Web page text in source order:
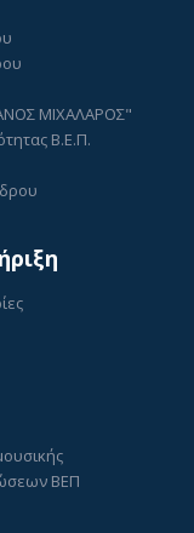
ΜΙΧΑΛΑΡΟΣ"
Β.Ε.Π.
ΒΕΠ